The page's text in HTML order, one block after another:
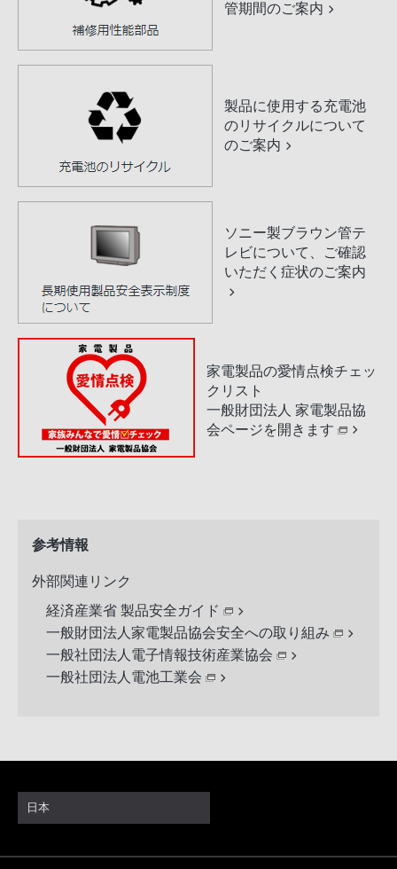
管期間のご案内
製品に使用する充電池
のリサイクルについて
のご案内
ソニー製ブラウン管テ
レビについて、ご確認
いただく症状のご案内
家電製品の愛情点検チェッ
クリスト
一般財団法人 家電製品協
会ページを開きます
参考情報
外部関連リンク
経済産業省 製品安全ガイド
一般財団法人家電製品協会安全への取り組み
一般社団法人電子情報技術産業協会
一般社団法人電池工業会
日本